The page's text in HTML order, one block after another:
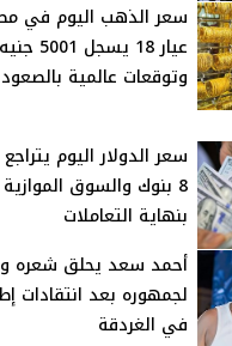
سعر الذهب اليوم في
عيار 18 يسجل 5001 جنيه
وتوقعات عالمية بالصعود
سعر الدولار اليوم
8 بنوك والسوق الموازية
بنهاية التعاملات
أحمد سعد يحلق شعره
لجمهوره بعد انتقادات
في الغردقة